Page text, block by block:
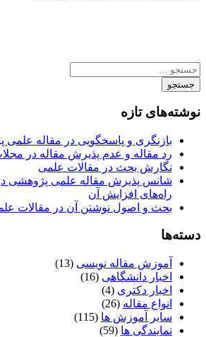
جستجو
نوشته‌های تازه
بازنگری و پاسخگویی در مقاله علمی
رد مقاله و عدم پذیرش مقاله در
نگارش بحث در مقالات علمی
شانس پذیرش مقاله علمی پژوهشی
راه‌های افزایش آن
بحث و اصول نوشتن آن در مقالات
دسته‌ها
آموزش مقاله نویسی (13)
اخبار دانشگاهی (16)
اخبار دکتری (4)
انواع مقاله (26)
سایر آموزش ها (115)
نمایندگی ها (59)